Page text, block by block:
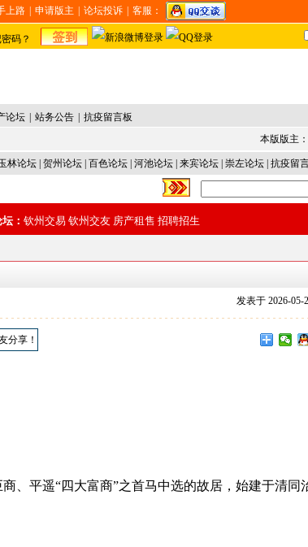
上路 申请版主 论坛投诉 客服：
码？
论坛 站务公告
抗疫留言板
本版版主：
林论坛 贺州论坛 百色论坛 河池论坛 来宾论坛 崇左论坛 抗疫留
： 钦州交易 钦州交友 房产租售 招聘招生
发表于 2026-05-
分享！
、平遥“四大富商”之首马中选的故居，始建于清同